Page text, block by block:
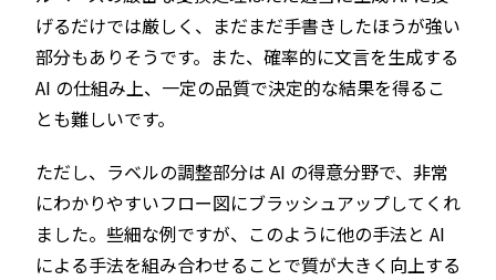
げるだけでは厳しく、まだまだ手書きしたほうが強い
部分もありそうです。また、確率的に文言を生成する
AI の仕組み上、一定の品質で決定的な結果を得るこ
とも難しいです。
ただし、ラベルの調整部分は AI の得意分野で、非常
にわかりやすいフロー図にブラッシュアップしてくれ
ました。些細な例ですが、このように他の手法と AI
による手法を組み合わせることで質が大きく向上する